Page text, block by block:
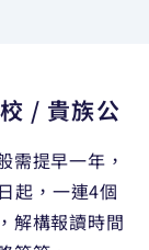
/ 貴族公
需提早一年，
起，一連4個
解構報讀時間